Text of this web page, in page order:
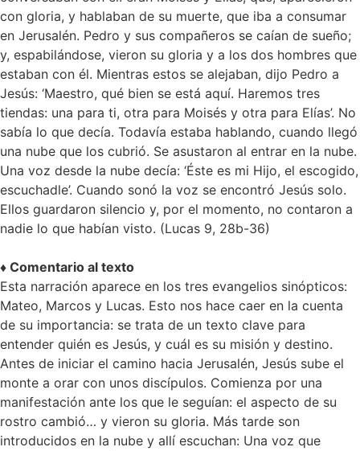
con gloria, y hablaban de su muerte, que iba a consumar
en Jerusalén. Pedro y sus compañeros se caían de sueño;
y, espabilándose, vieron su gloria y a los dos hombres que
estaban con él. Mientras estos se alejaban, dijo Pedro a
Jesús: ‘Maestro, qué bien se está aquí. Haremos tres
tiendas: una para ti, otra para Moisés y otra para Elías’. No
sabía lo que decía. Todavía estaba hablando, cuando llegó
una nube que los cubrió. Se asustaron al entrar en la nube.
Una voz desde la nube decía: ‘Éste es mi Hijo, el escogido,
escuchadle’. Cuando sonó la voz se encontró Jesús solo.
Ellos guardaron silencio y, por el momento, no contaron a
nadie lo que habían visto. (Lucas 9, 28b-36)
♦ Comentario al texto
Esta narración aparece en los tres evangelios sinópticos:
Mateo, Marcos y Lucas. Esto nos hace caer en la cuenta
de su importancia: se trata de un texto clave para
entender quién es Jesús, y cuál es su misión y destino.
Antes de iniciar el camino hacia Jerusalén, Jesús sube el
monte a orar con unos discípulos. Comienza por una
manifestación ante los que le seguían: el aspecto de su
rostro cambió… y vieron su gloria. Más tarde son
introducidos en la nube y allí escuchan: Una voz que